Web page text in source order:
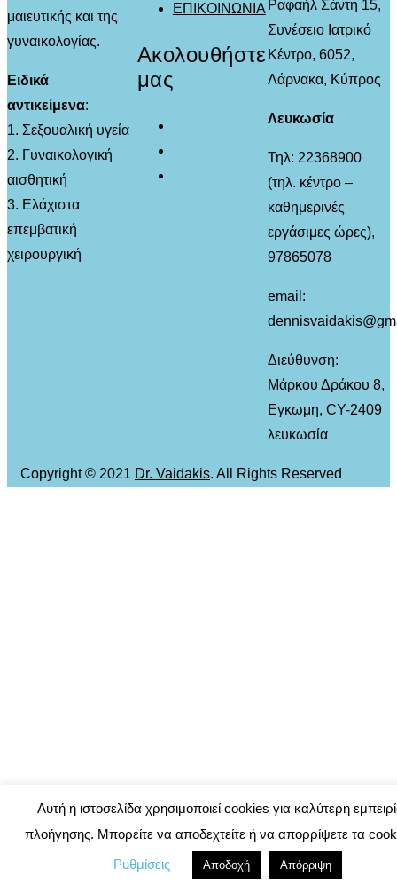
μαιευτικής και της
γυναικολογίας.
Ειδικά
αντικείμενα:
1. Σεξουαλική υγεία
2. Γυναικολογική
αισθητική
3. Ελάχιστα
επεμβατική
χειρουργική
ΕΠΙΚΟΙΝΩΝΙΑ
Ακολουθήστε
μας
Ραφαήλ Σάντη 15,
Συνέσειο Ιατρικό
Κέντρο, 6052,
Λάρνακα, Κύπρος
Λευκωσία
Τηλ: 22368900
(τηλ. κέντρο –
καθημερινές
εργάσιμες ώρες),
97865078
email:
Διεύθυνση:
Μάρκου Δράκου 8,
Εγκωμη, CY-2409
λευκωσία
Copyright © 2021 Dr. Vaidakis. All Rights Reserved
Αυτή η ιστοσελίδα χρησιμοποιεί cookies για καλύτερη
πλοήγησης. Μπορείτε να αποδεχτείτε ή να απορρίψετε τα
Ρυθμίσεις
Αποδοχή Απόρριψη